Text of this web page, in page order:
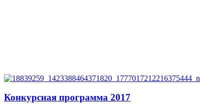
Конкурсная программа 2017